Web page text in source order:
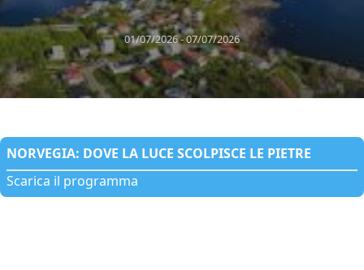
01/07/2026 ‐ 07/07/2026
NORVEGIA: DOVE LA LUCE SCOLPISCE LE PIETRE
Scarica il programma